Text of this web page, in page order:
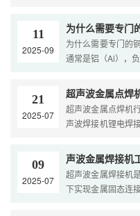
11
2025-09
为什么需要专门
为什么需要专门的
通常是铝（Al），
21
2025-07
超声波金属点焊
超声波金属点焊机
声波焊接机锂电焊
09
2025-07
声波金属焊接机
超声波金属焊接机
下实现金属固态连